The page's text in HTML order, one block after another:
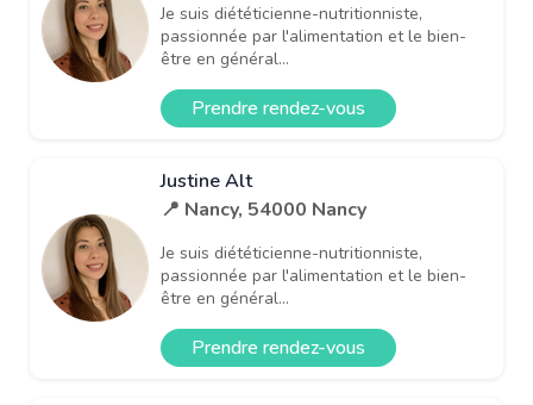
Je suis diététicienne-nutritionniste,
passionnée par l'alimentation et le bien-
être en général...
Prendre rendez-vous
Justine Alt
📍 Nancy, 54000 Nancy
Je suis diététicienne-nutritionniste,
passionnée par l'alimentation et le bien-
être en général...
Prendre rendez-vous